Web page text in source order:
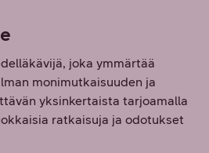
joka ymmärtää
monimutkaisuuden ja
yksinkertaista tarjoamalla
ratkaisuja ja odotukset